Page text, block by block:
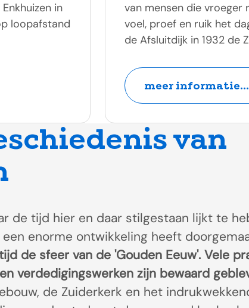
in
loopafstand
van mensen die vroeger
voel, proef en ruik het
de Afsluitdijk in 1932 de
meer informatie...
van
de tijd hier en daar stilgestaan lijkt te
enorme ontwikkeling heeft
de sfeer van de 'Gouden Eeuw'. Vele
verdedigingswerken zijn bewaard
de Zuiderkerk en het